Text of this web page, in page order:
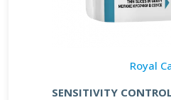
Royal
SENSITIVITY